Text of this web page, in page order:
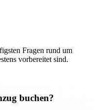
Fragen rund um
vorbereitet sind.
buchen?